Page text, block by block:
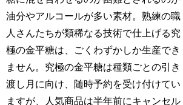
油分やアルコールが多い素材。熟練の職
人さんたちが類稀なる技術で仕上げる究
極の金平糖は、ごくわずかしか生産でき
ません。究極の金平糖は種類ごとの引き
渡し月に向け、随時予約を受け付けてい
ますが、人気商品は半年前にキャンセル